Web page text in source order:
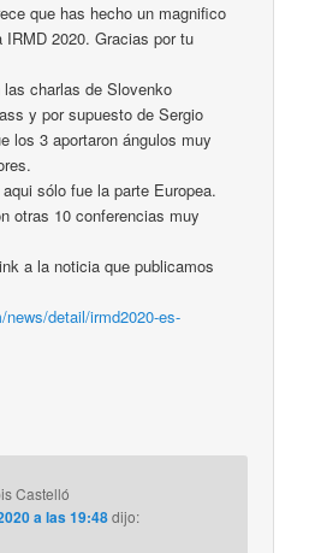
que has hecho un magnifico
IRMD 2020. Gracias por tu
charlas de Slovenko
y por supuesto de Sergio
los 3 aportaron ángulos muy
sólo fue la parte Europea.
otras 10 conferencias muy
a la noticia que publicamos
detail/irmd2020-es-
Castelló
a las 19:48dijo: